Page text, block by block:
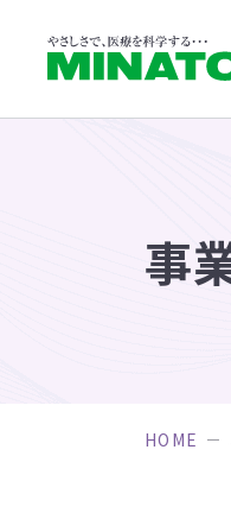
事
HOME